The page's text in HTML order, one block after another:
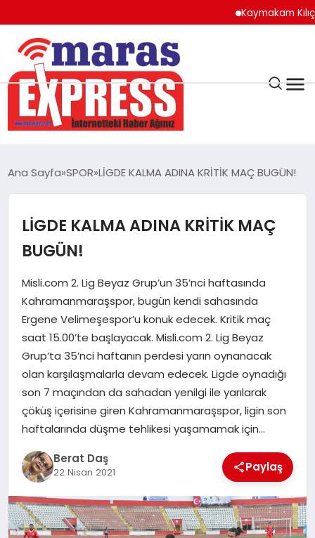
Kaymakam Kılıç’tan
K.MARAŞ
AFŞİN
BİZE ULAŞIN
GÖKSUN
TÜRKOĞLU
PAZARCIK
KÜNYE
NURHAK
Ana Sayfa SPOR LİGDE KALMA ADINA KRİTİK MAÇ BUGÜN!
LİGDE KALMA ADINA KRİTİK MAÇ
BUGÜN!
Misli.com 2. Lig Beyaz Grup’un 35’nci haftasında
Kahramanmaraşspor, bugün kendi sahasında
Ergene Velimeşespor’u konuk edecek. Kritik maç
saat 15.00’te başlayacak. Misli.com 2. Lig Beyaz
Grup’ta 35’nci haftanın perdesi yarın oynanacak
olan karşılaşmalarla devam edecek. Ligde oynadığı
son 7 maçından da sahadan yenilgi ile yarılarak
çöküş içerisine giren Kahramanmaraşspor, ligin son
haftalarında düşme tehlikesi yaşamamak için…
Berat Daş
22 Nisan 2021 Paylaş